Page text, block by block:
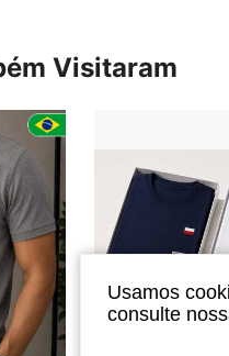
Visitaram
Usamos
consulte